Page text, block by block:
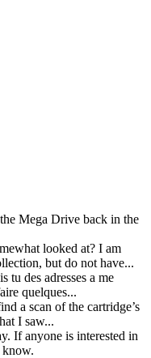
Mega Drive back in the
looked at? I am
, but do not have...
tu des adresses a me
quelques...
a scan of the cartridge’s
I saw...
If anyone is interested in